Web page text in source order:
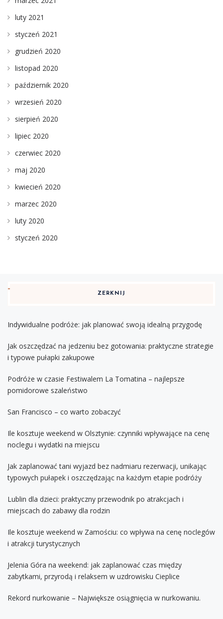
luty 2021
styczeń 2021
grudzień 2020
listopad 2020
październik 2020
wrzesień 2020
sierpień 2020
lipiec 2020
czerwiec 2020
maj 2020
kwiecień 2020
marzec 2020
luty 2020
styczeń 2020
ZERKNIJ
Indywidualne podróże: jak planować swoją idealną przygodę
Jak oszczędzać na jedzeniu bez gotowania: praktyczne strategie
i typowe pułapki zakupowe
Podróże w czasie Festiwalem La Tomatina – najlepsze
pomidorowe szaleństwo
San Francisco – co warto zobaczyć
Ile kosztuje weekend w Olsztynie: czynniki wpływające na cenę
noclegu i wydatki na miejscu
Jak zaplanować tani wyjazd bez nadmiaru rezerwacji, unikając
typowych pułapek i oszczędzając na każdym etapie podróży
Lublin dla dzieci: praktyczny przewodnik po atrakcjach i
miejscach do zabawy dla rodzin
Ile kosztuje weekend w Zamościu: co wpływa na cenę noclegów
i atrakcji turystycznych
Jelenia Góra na weekend: jak zaplanować czas między
zabytkami, przyrodą i relaksem w uzdrowisku Cieplice
Rekord nurkowanie – Największe osiągnięcia w nurkowaniu.